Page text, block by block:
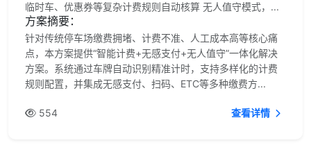
临时车、优惠券等复杂计费规则自动核算 无人值守模式，...
方案摘要：
针对传统停车场缴费拥堵、计费不准、人工成本高等核心痛
点，本方案提供“智能计费+无感支付+无人值守”一体化解决
方案。系统通过车牌自动识别精准计时，支持多样化的计费
规则配置，并集成无感支付、扫码、ETC等多种缴费方...
554 查看详情